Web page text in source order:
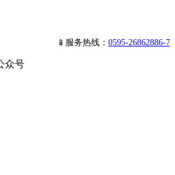
📱服务热线： 0595-26862886-7